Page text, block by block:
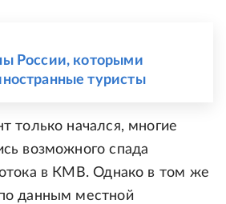
России, которыми
туристы
только начался, многие
возможного спада
в КМВ. Однако в том же
данным местной